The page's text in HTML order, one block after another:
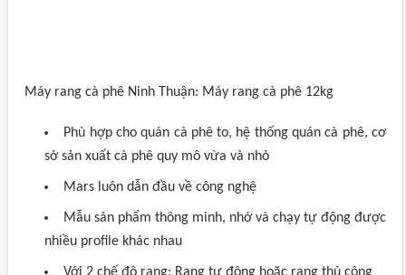
Máy rang cà phê Ninh Thuận: Máy rang cà phê 12kg
Phù hợp cho quán cà phê to, hệ thống quán cà phê, cơ
sở sản xuất cà phê quy mô vừa và nhỏ
Mars luôn dẫn đầu về công nghệ
Mẫu sản phẩm thông minh, nhớ và chạy tự động được
nhiều profile khác nhau